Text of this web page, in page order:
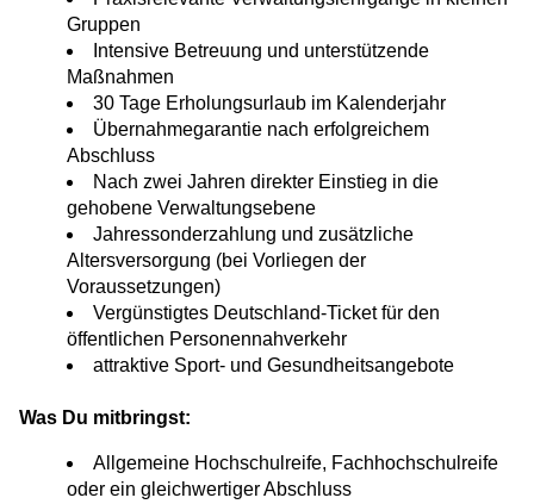
Gruppen
Intensive Betreuung und unterstützende
Maßnahmen
30 Tage Erholungsurlaub im Kalenderjahr
Übernahmegarantie nach erfolgreichem
Abschluss
Nach zwei Jahren direkter Einstieg in die
gehobene Verwaltungsebene
Jahressonderzahlung und zusätzliche
Altersversorgung (bei Vorliegen der
Voraussetzungen)
Vergünstigtes Deutschland-Ticket für den
öffentlichen Personennahverkehr
attraktive Sport- und Gesundheitsangebote
Was Du mitbringst:
Allgemeine Hochschulreife, Fachhochschulreife
oder ein gleichwertiger Abschluss